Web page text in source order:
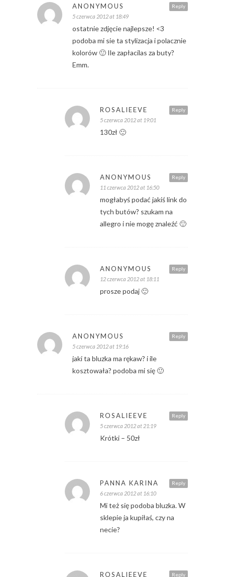
Reply
ANONYMOUS
5 czerwca 2012 at 18:49
ostatnie zdjęcie najlepsze! <3
podoba mi sie ta stylizacja i polacznie
kolorów 🙂 Ile zapłacilas za buty?
Emm.
Reply
ROSALIEEVE
5 czerwca 2012 at 19:01
130zł 🙂
Reply
ANONYMOUS
11 czerwca 2012 at 16:50
mogłabyś podać jakiś link do
tych butów? szukam na
allegro i nie mogę znaleźć 🙂
Reply
ANONYMOUS
12 czerwca 2012 at 18:11
prosze podaj 🙂
Reply
ANONYMOUS
5 czerwca 2012 at 19:16
jaki ta bluzka ma rękaw? i ile
kosztowała? podoba mi się 🙂
Reply
ROSALIEEVE
5 czerwca 2012 at 21:19
Krótki – 50zł
Reply
PANNA KARINA
6 czerwca 2012 at 16:10
Mi też się podoba bluzka. W
sklepie ja kupiłaś, czy na
necie?
Reply
ROSALIEEVE